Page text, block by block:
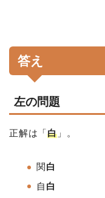
答え
左の問題
正解は「白」。
関白
自 白